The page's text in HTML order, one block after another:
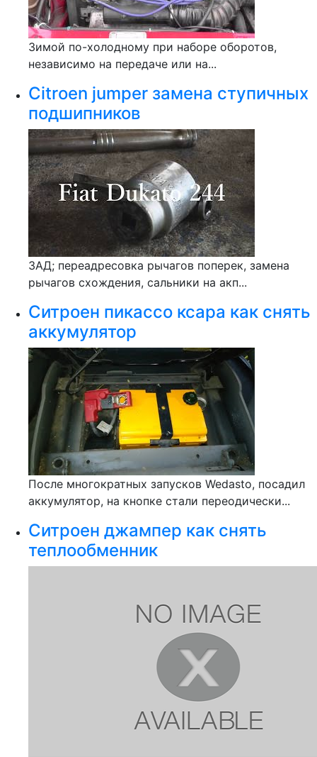
Зимой по-холодному при наборе оборотов,
независимо на передаче или на...
Citroen jumper замена ступичных
подшипников
ЗАД; переадресовка рычагов поперек, замена
рычагов схождения, сальники на акп...
Ситроен пикассо ксара как снять
аккумулятор
После многократных запусков Wedasto, посадил
аккумулятор, на кнопке стали переодически...
Ситроен джампер как снять
теплообменник